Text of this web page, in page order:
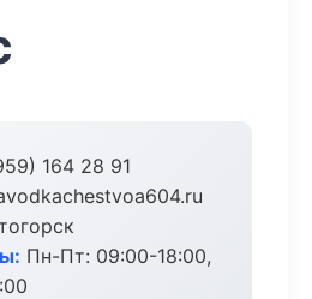
164 28 91
Пн-Пт: 09:00-18:00,